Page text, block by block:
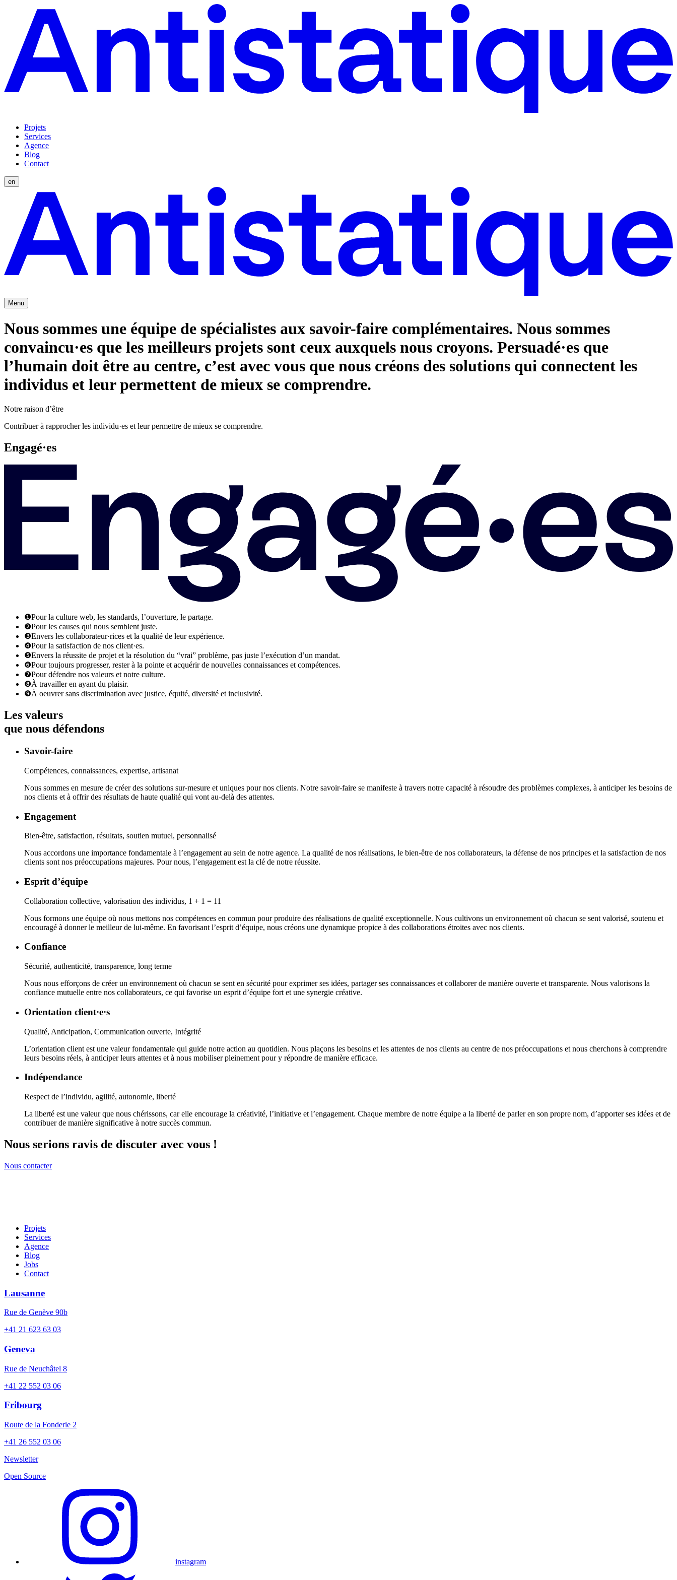
Projets
Services
Agence
Blog
Contact
en
Menu
Nous sommes une équipe de spécialistes aux savoir-faire complémentaires. Nous sommes
convaincu·es que les meilleurs projets sont ceux auxquels nous croyons. Persuadé·es que
l’humain doit être au centre, c’est avec vous que nous créons des solutions qui connectent les
individus et leur permettent de mieux se comprendre.
Notre raison d’être
Contribuer à rapprocher les individu·es et leur permettre de mieux se comprendre.
Engagé·es
❶Pour la culture web, les standards, l’ouverture, le partage.
❷Pour les causes qui nous semblent juste.
❸Envers les collaborateur·rices et la qualité de leur expérience.
❹Pour la satisfaction de nos client·es.
❺Envers la réussite de projet et la résolution du “vrai” problème, pas juste l’exécution d’un mandat.
❻Pour toujours progresser, rester à la pointe et acquérir de nouvelles connaissances et compétences.
❼Pour défendre nos valeurs et notre culture.
❽À travailler en ayant du plaisir.
❾À oeuvrer sans discrimination avec justice, équité, diversité et inclusivité.
Les valeurs
que nous défendons
Savoir-faire
Compétences, connaissances, expertise, artisanat
Nous sommes en mesure de créer des solutions sur-mesure et uniques pour nos clients. Notre savoir-faire se manifeste à travers notre capacité à résoudre des problèmes complexes, à anticiper les besoins de
nos clients et à offrir des résultats de haute qualité qui vont au-delà des attentes.
Engagement
Bien-être, satisfaction, résultats, soutien mutuel, personnalisé
Nous accordons une importance fondamentale à l’engagement au sein de notre agence. La qualité de nos réalisations, le bien-être de nos collaborateurs, la défense de nos principes et la satisfaction de nos
clients sont nos préoccupations majeures. Pour nous, l’engagement est la clé de notre réussite.
Esprit d’équipe
Collaboration collective, valorisation des individus, 1 + 1 = 11
Nous formons une équipe où nous mettons nos compétences en commun pour produire des réalisations de qualité exceptionnelle. Nous cultivons un environnement où chacun se sent valorisé, soutenu et
encouragé à donner le meilleur de lui-même. En favorisant l’esprit d’équipe, nous créons une dynamique propice à des collaborations étroites avec nos clients.
Confiance
Sécurité, authenticité, transparence, long terme
Nous nous efforçons de créer un environnement où chacun se sent en sécurité pour exprimer ses idées, partager ses connaissances et collaborer de manière ouverte et transparente. Nous valorisons la
confiance mutuelle entre nos collaborateurs, ce qui favorise un esprit d’équipe fort et une synergie créative.
Orientation client·e·s
Qualité, Anticipation, Communication ouverte, Intégrité
L’orientation client est une valeur fondamentale qui guide notre action au quotidien. Nous plaçons les besoins et les attentes de nos clients au centre de nos préoccupations et nous cherchons à comprendre
leurs besoins réels, à anticiper leurs attentes et à nous mobiliser pleinement pour y répondre de manière efficace.
Indépendance
Respect de l’individu, agilité, autonomie, liberté
La liberté est une valeur que nous chérissons, car elle encourage la créativité, l’initiative et l’engagement. Chaque membre de notre équipe a la liberté de parler en son propre nom, d’apporter ses idées et de
contribuer de manière significative à notre succès commun.
Nous serions ravis de discuter avec vous !
Nous contacter
Projets
Services
Agence
Blog
Jobs
Contact
Lausanne
Rue de Genève 90b
+41 21 623 63 03
Geneva
Rue de Neuchâtel 8
+41 22 552 03 06
Fribourg
Route de la Fonderie 2
+41 26 552 03 06
Newsletter
Open Source
instagram